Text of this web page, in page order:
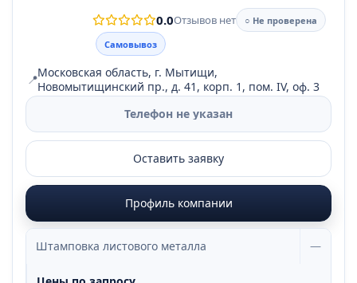
0.0Отзывов нет
○ Не проверена
Самовывоз
📍Московская область, г. Мытищи,
Новомытищинский пр., д. 41, корп. 1, пом. IV, оф. 3
Телефон не указан
Оставить заявку
Профиль компании
Штамповка листового металла —